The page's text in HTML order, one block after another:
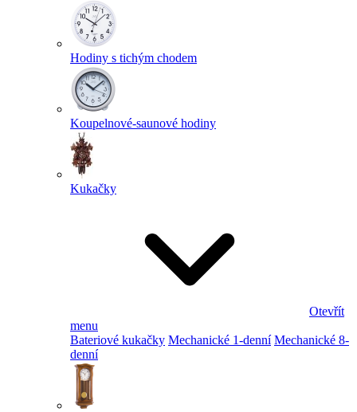
Hodiny s tichým chodem
Koupelnové-saunové hodiny
Kukačky
Otevřít
menu
Bateriové kukačky Mechanické 1-denní Mechanické 8-
denní